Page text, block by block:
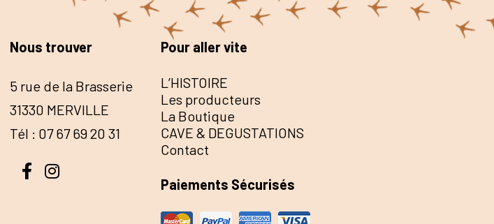
Nous trouver
5 rue de la Brasserie
31330 MERVILLE
Tél : 07 67 69 20 31
Pour aller vite
L’HISTOIRE
Les producteurs
La Boutique
CAVE & DEGUSTATIONS
Contact
Paiements Sécurisés